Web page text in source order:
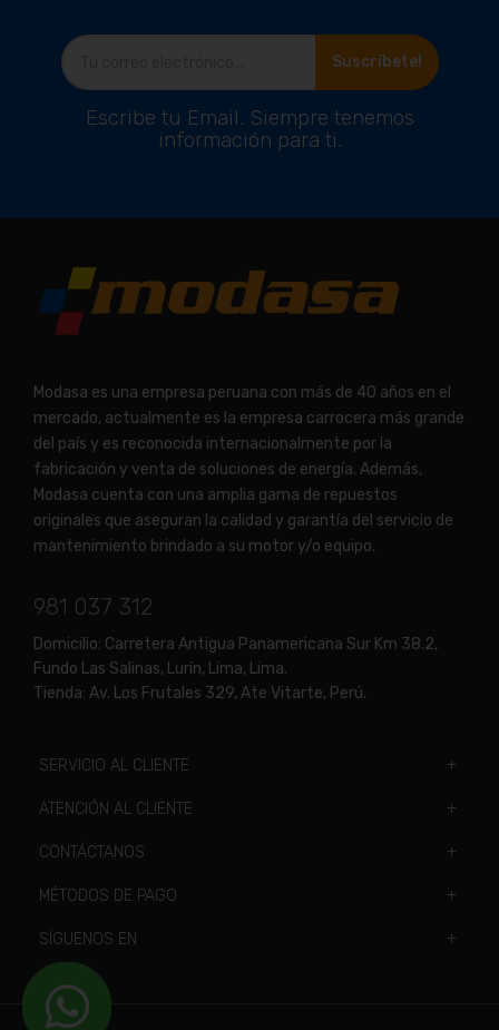
Suscríbete!
Escribe tu Email. Siempre tenemos
información para ti.
Modasa es una empresa peruana con más de 40 años en el
mercado, actualmente es la empresa carrocera más grande
del país y es reconocida internacionalmente por la
fabricación y venta de soluciones de energía. Además,
Modasa cuenta con una amplia gama de repuestos
originales que aseguran la calidad y garantía del servicio de
mantenimiento brindado a su motor y/o equipo.
981 037 312
Domicilio: Carretera Antigua Panamericana Sur Km 38.2,
Fundo Las Salinas, Lurín, Lima, Lima.
Tienda: Av. Los Frutales 329, Ate Vitarte, Perú.
SERVICIO AL CLIENTE
ATENCIÓN AL CLIENTE
CONTÁCTANOS
MÉTODOS DE PAGO
SÍGUENOS EN